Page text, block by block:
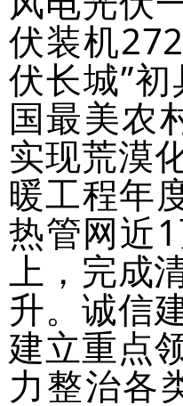
伏装机
伏长城”
国最美农
实现荒漠
暖工程年
热管网近
上，完成
升。诚信
建立重点
力整治各